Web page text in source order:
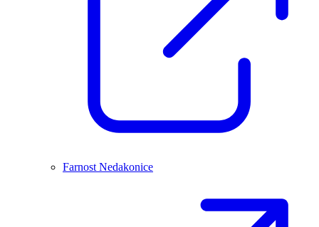
Farnost Nedakonice